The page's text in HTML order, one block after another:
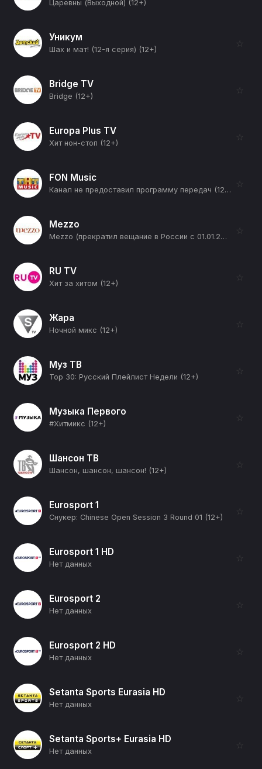
Царевны (Выходной) (12+)
Уникум
Шах и мат! (12-я серия) (12+)
☆
Bridge TV
Bridge (12+)
☆
Europa Plus TV
Хит нон-стоп (12+)
☆
FON Music
Канал не предоставил программу передач (12+)
☆
Mezzo
Mezzo (прекратил вещание в России с 01.01.2026) (12+)
☆
RU TV
Хит за хитом (12+)
☆
Жара
Ночной микс (12+)
☆
Муз ТВ
Top 30: Русский Плейлист Недели (12+)
☆
Музыка Первого
#Хитмикс (12+)
☆
Шансон ТВ
Шансон, шансон, шансон! (12+)
☆
Eurosport 1
Снукер: Chinese Open Session 3 Round 01 (12+)
☆
Eurosport 1 HD
Нет данных
☆
Eurosport 2
Нет данных
☆
Eurosport 2 HD
Нет данных
☆
Setanta Sports Eurasia HD
Нет данных
☆
Setanta Sports+ Eurasia HD
Нет данных
☆